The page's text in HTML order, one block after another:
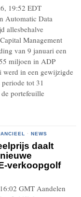
19:52 EDT
Automatic Data
allesbehalve
Management
van 9 januari een
miljoen in ADP
werd in een gewijzigde
tot 31
portefeuille
· NEWS
daalt
verkoopgolf
GMT Aandelen